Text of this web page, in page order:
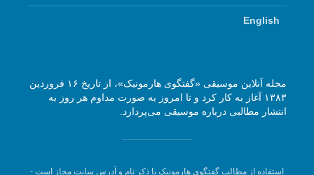
English
مجله آنلاین موسیقی «گفتگوی هارمونیک»، از تاریخ ۱۶ فروردین
۱۳۸۳ آغاز به کار کرد و تا امروز به صورت مداوم هر روز به
انتشار مطالبی درباره موسیقی می‌پردازد.
استفاده از مطالب گفتگوی هارمونیک با ذکر نام و آدرس سایت مجاز است -